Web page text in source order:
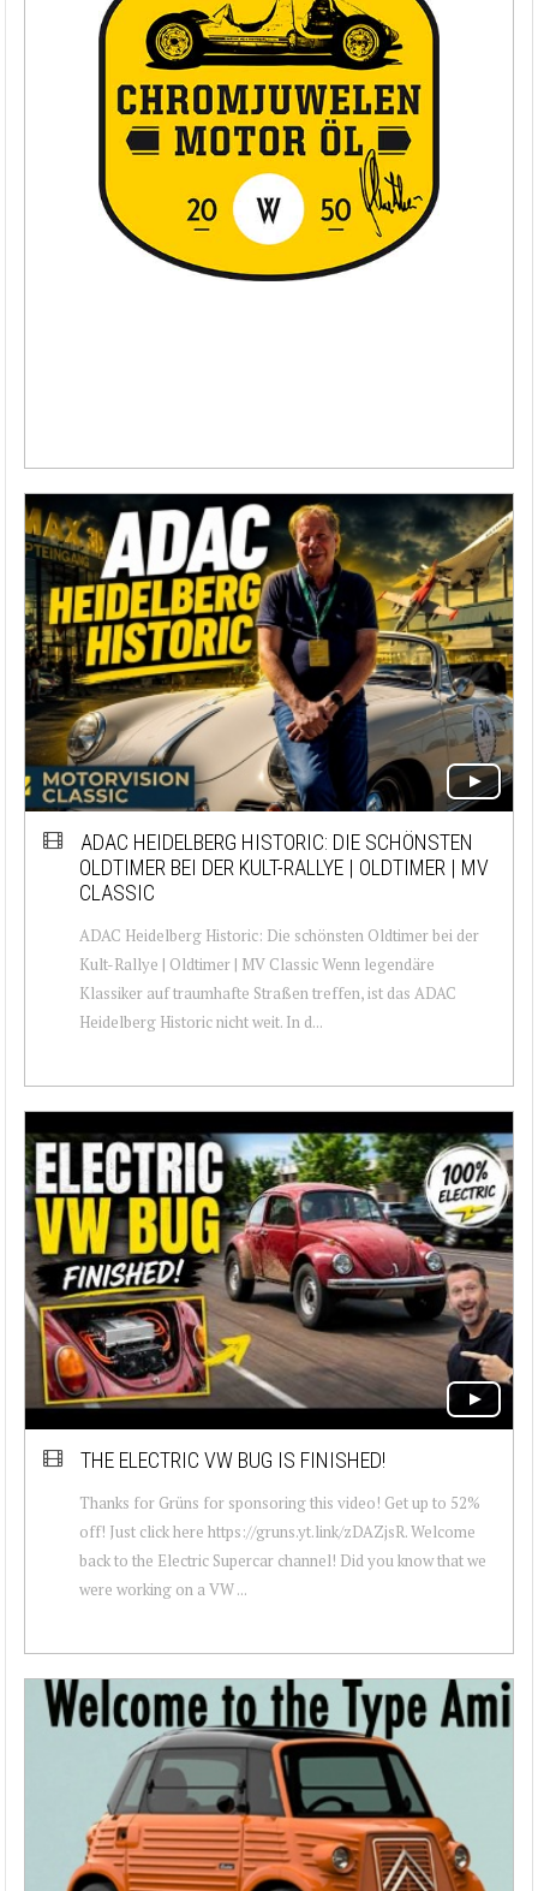
ADAC HEIDELBERG HISTORIC: DIE SCHÖNSTEN
OLDTIMER BEI DER KULT-RALLYE | OLDTIMER | MV
CLASSIC
ADAC Heidelberg Historic: Die schönsten Oldtimer bei der
Kult-Rallye | Oldtimer | MV Classic Wenn legendäre
Klassiker auf traumhafte Straßen treffen, ist das ADAC
Heidelberg Historic nicht weit. In d...
THE ELECTRIC VW BUG IS FINISHED!
Thanks for Grüns for sponsoring this video! Get up to 52%
off! Just click here https://gruns.yt.link/zDAZjsR. Welcome
back to the Electric Supercar channel! Did you know that we
were working on a VW ...